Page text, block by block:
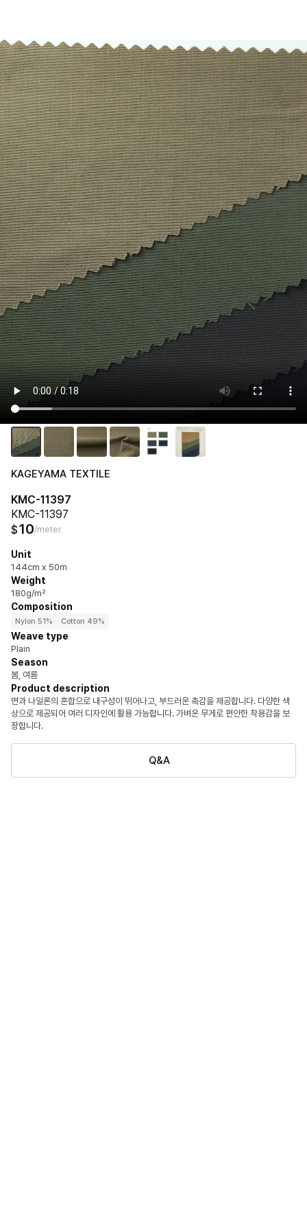
KAGEYAMA TEXTILE
KMC-11397
KMC-11397
$10/meter
Unit
144cm x 50m
Weight
180g/m²
Composition
Nylon 51% Cotton 49%
Weave type
Plain
Season
봄, 여름
Product description
면과 나일론의 혼합으로 내구성이 뛰어나고, 부드러운 촉감을 제공합니다. 다양한 색
상으로 제공되어 여러 디자인에 활용 가능합니다. 가벼운 무게로 편안한 착용감을 보
장합니다.
Q&A